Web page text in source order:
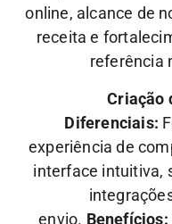
online, alcance de
receita e
referência
Criação
Diferenciais:
experiência de
interface intuitiva,
envio. Benefícios: